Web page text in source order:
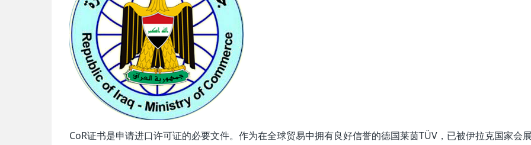
CoR证书是申请进口许可证的必要文件。作为在全球贸易中拥有良好信誉的德国莱茵TÜV，已被伊拉克国家会